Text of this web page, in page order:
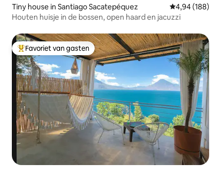
Tiny house in Santiago Sacatepéquez Gemiddelde
4,94 (188)
Houten huisje in de bossen, open haard en jacuzzi
Topfavoriet van gasten
Favoriet van gasten